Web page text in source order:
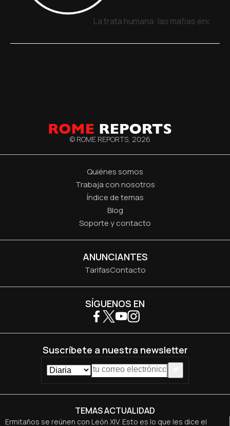
La trata humana: las mafias
© ROME REPORTS, 2026
Quiénes somos
Trabaja con nosotros
Índice de temas
Blog
Soporte y contacto
ANUNCIANTES
TarifasContacto
TEMAS ACTUALIDAD
Ermitaños se reúnen con León XIV. Esto es lo que les dice el
SÍGUENOS EN
Suscríbete a nuestra newsletter